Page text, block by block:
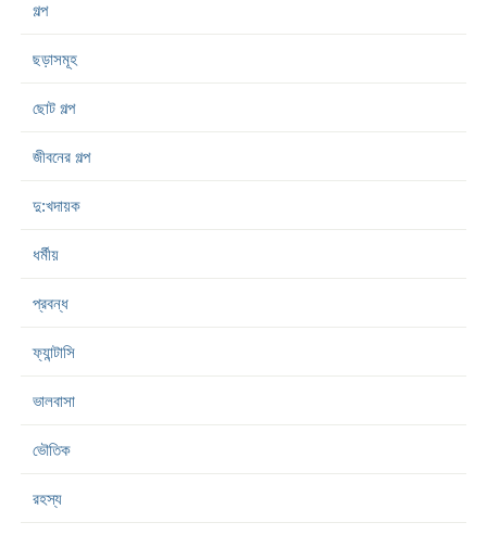
গল্প
ছড়াসমূহ
ছোট গল্প
জীবনের গল্প
দু:খদায়ক
ধর্মীয়
প্রবন্ধ
ফ্যান্টাসি
ভালবাসা
ভৌতিক
রহস্য